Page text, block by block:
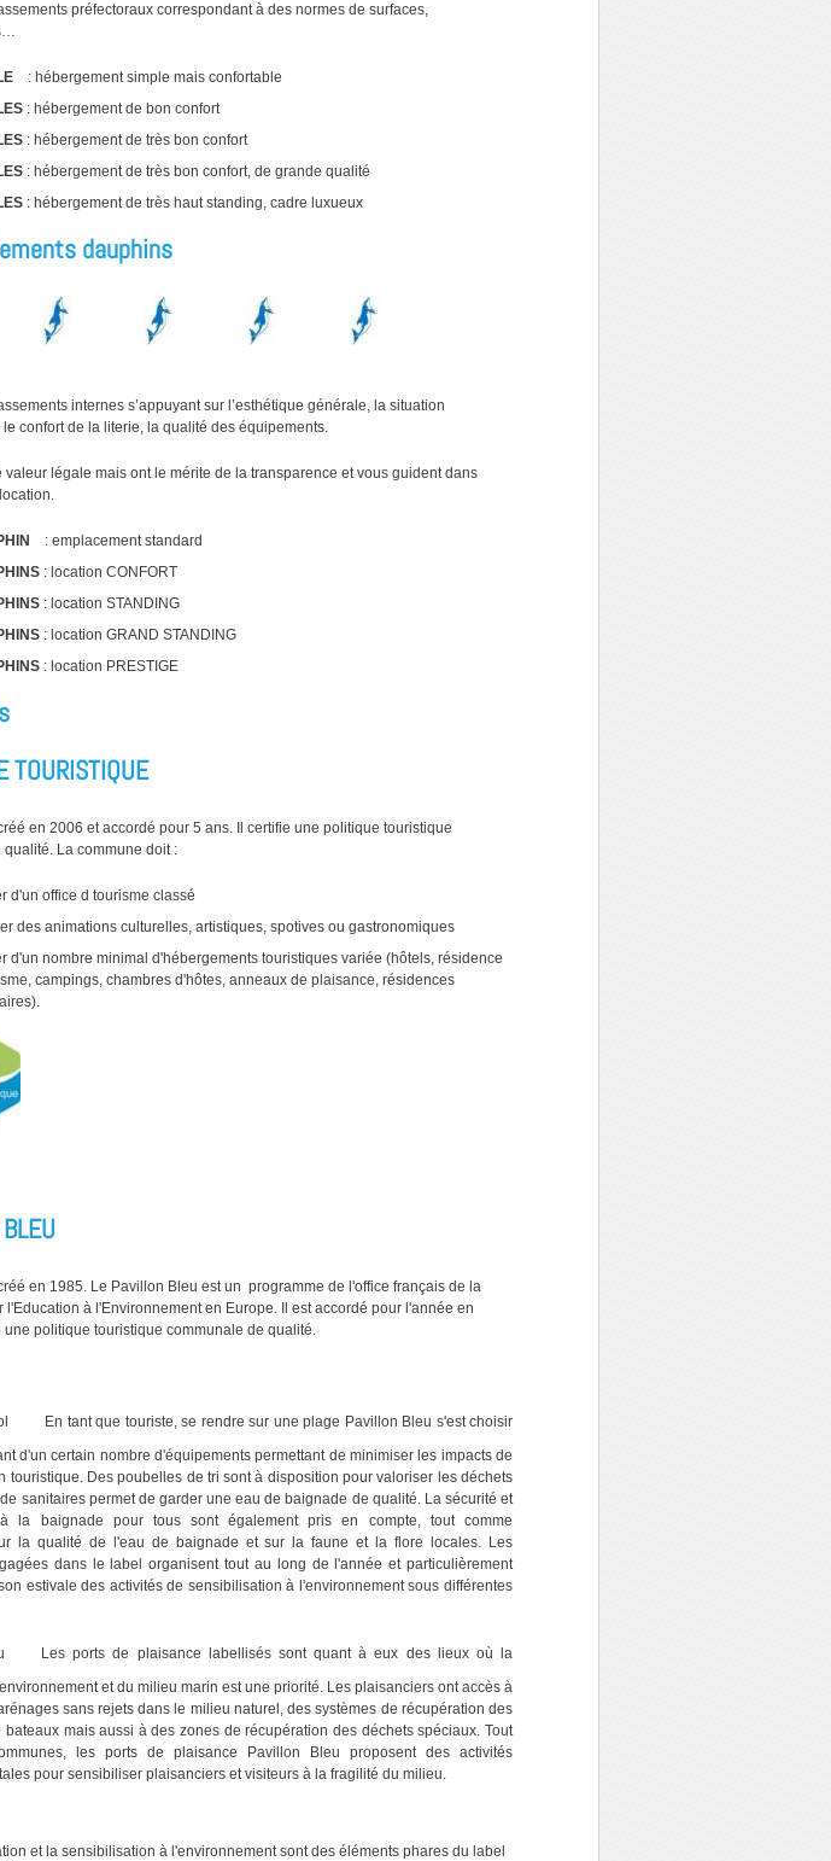
préfectoraux correspondant à des normes de surfaces,
: hébergement simple mais confortable
: hébergement de bon confort
: hébergement de très bon confort
: hébergement de très bon confort, de grande qualité
: hébergement de très haut standing, cadre luxueux
dauphins
internes s’appuyant sur l’esthétique générale, la situation
confort de la literie, la qualité des équipements.
valeur légale mais ont le mérite de la transparence et vous guident dans
: emplacement standard
: location CONFORT
: location STANDING
: location GRAND STANDING
: location PRESTIGE
TOURISTIQUE
en 2006 et accordé pour 5 ans. Il certifie une politique touristique
La commune doit :
d'un office d tourisme classé
des animations culturelles, artistiques, spotives ou gastronomiques
d'un nombre minimal d'hébergements touristiques variée (hôtels, résidence
campings, chambres d'hôtes, anneaux de plaisance, résidences
en 1985. Le Pavillon Bleu est un programme de l'office français de la
l'Education à l'Environnement en Europe.
Il est accordé pour l'année en
une politique touristique communale de qualité.
En tant que touriste, se rendre sur une plage Pavillon Bleu s'est choisir
d'un certain nombre d'équipements permettant de minimiser les impacts de
touristique. Des poubelles de tri sont à disposition pour valoriser les déchets
sanitaires permet de garder une eau de baignade de qualité. La sécurité et
à la baignade pour tous sont également pris en compte, tout comme
la qualité de l'eau de baignade et sur la faune et la flore locales. Les
dans le label organisent tout au long de l'année et particulièrement
estivale des activités de sensibilisation à l'environnement sous différentes
Les ports de plaisance labellisés sont quant à eux des lieux où la
et du milieu marin est une priorité. Les plaisanciers ont accès à
sans rejets dans le milieu naturel, des systèmes de récupération des
bateaux mais aussi à des zones de récupération des déchets spéciaux. Tout
les ports de plaisance Pavillon Bleu proposent des activités
pour sensibiliser plaisanciers et visiteurs à la fragilité du milieu.
et la sensibilisation à l'environnement sont des éléments phares du label